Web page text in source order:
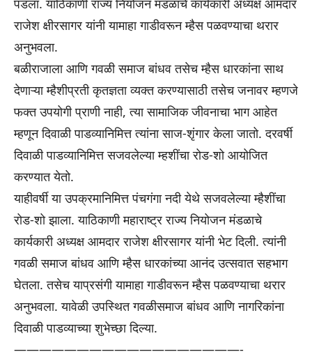
पडला. याठिकाणी राज्य नियोजन मंडळाचे कार्यकारी अध्यक्ष आमदार
राजेश क्षीरसागर यांनी यामाहा गाडीवरून म्हैस पळवण्याचा थरार
अनुभवला.
बळीराजाला आणि गवळी समाज बांधव तसेच म्हैस धारकांना साथ
देणाऱ्या म्हैशीप्रती कृतज्ञता व्यक्त करण्यासाठी तसेच जनावर म्हणजे
फक्त उपयोगी प्राणी नाही, त्या सामाजिक जीवनाचा भाग आहेत
म्हणून दिवाळी पाडव्यानिमित्त त्यांना साज-शृंगार केला जातो. दरवर्षी
दिवाळी पाडव्यानिमित्त सजवलेल्या म्हशींचा रोड-शो आयोजित
करण्यात येतो.
याहीवर्षी या उपक्रमानिमित्त पंचगंगा नदी येथे सजवलेल्या म्हैशींचा
रोड-शो झाला. याठिकाणी महाराष्ट्र राज्य नियोजन मंडळाचे
कार्यकारी अध्यक्ष आमदार राजेश क्षीरसागर यांनी भेट दिली. त्यांनी
गवळी समाज बांधव आणि म्हैस धारकांच्या आनंद उत्सवात सहभाग
घेतला. तसेच याप्रसंगी यामाहा गाडीवरून म्हैस पळवण्याचा थरार
अनुभवला. यावेळी उपस्थित गवळीसमाज बांधव आणि नागरिकांना
दिवाळी पाडव्याच्या शुभेच्छा दिल्या.
——————————————————-